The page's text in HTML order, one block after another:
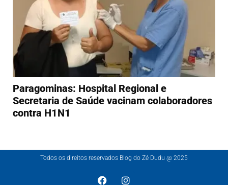
Paragominas: Hospital Regional e
Secretaria de Saúde vacinam colaboradores
contra H1N1
Todos os direitos reservados Blog do Zé Dudu @ 2025